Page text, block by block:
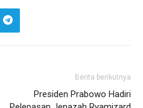
Berita berikutnya
Presiden Prabowo Hadiri